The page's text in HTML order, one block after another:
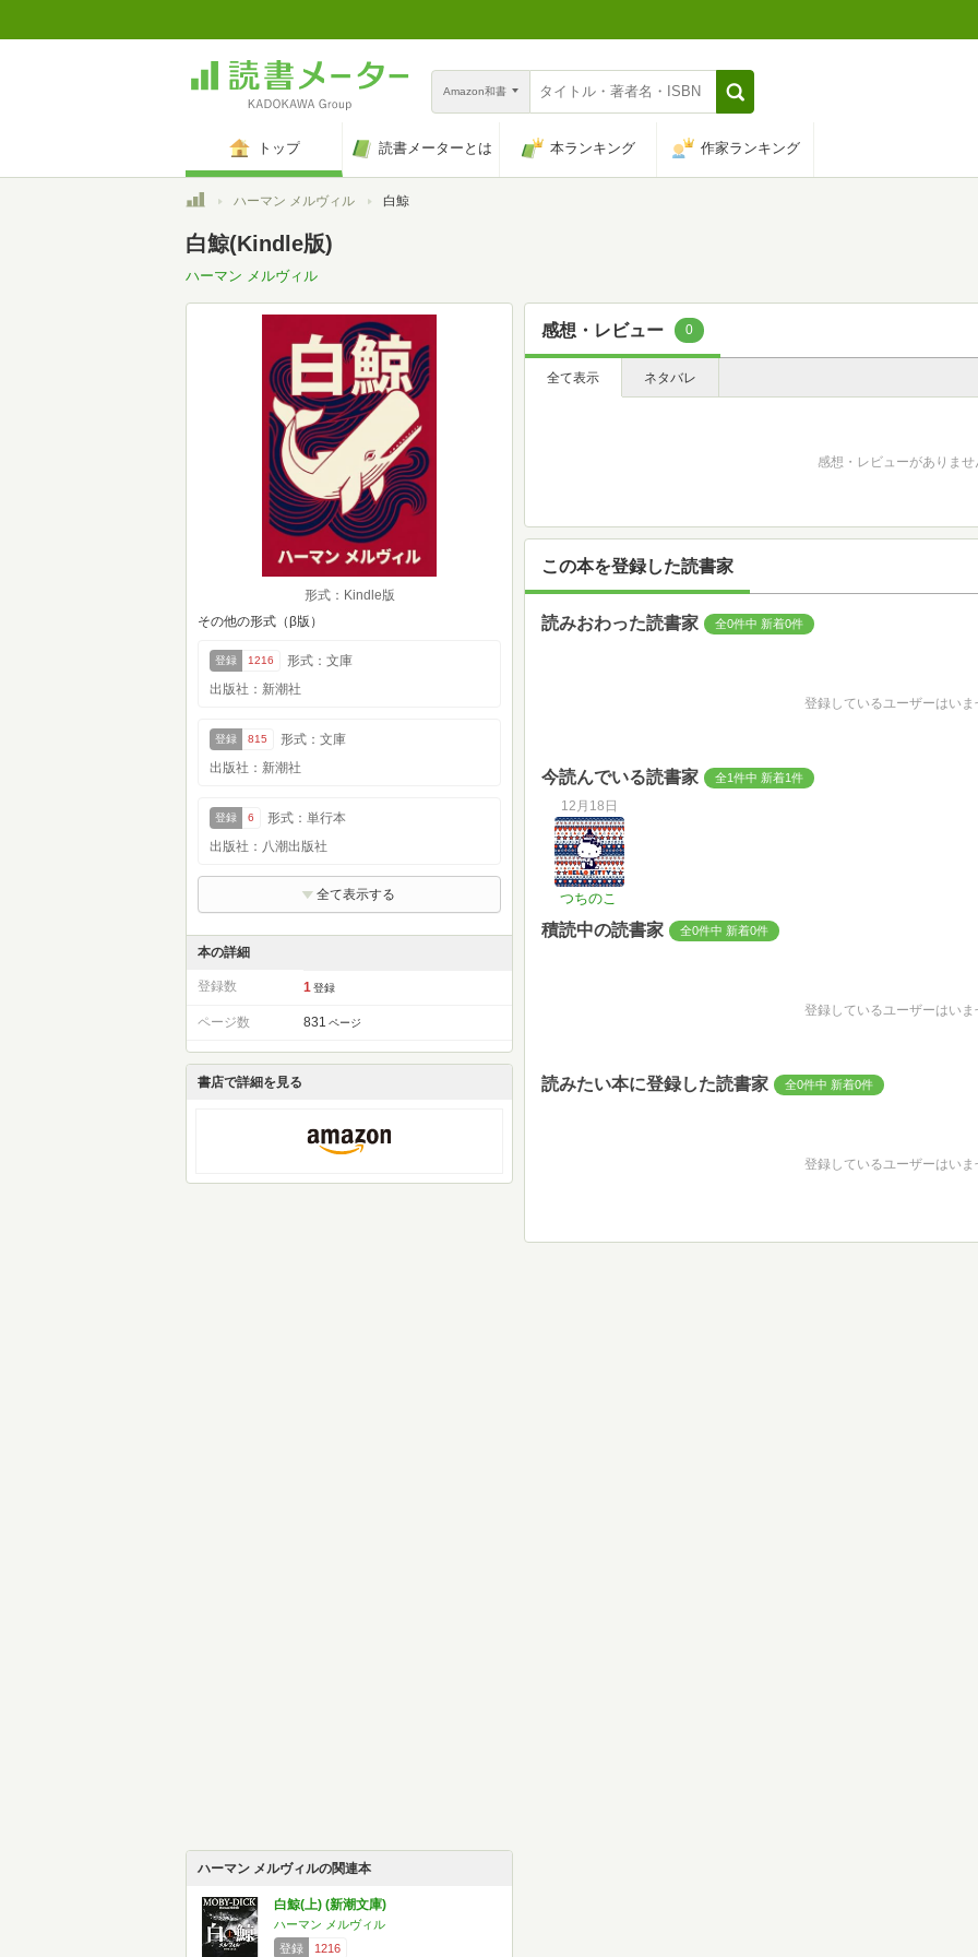
Amazon和書
トップ 読書メーターとは 本ランキング 作家ランキング
トップハーマン メルヴィル 白鯨
白鯨(Kindle版)
ハーマン メルヴィル
形式：Kindle版
その他の形式（β版）
登録 1216
形式：文庫
出版社：新潮社
登録 815
形式：文庫
出版社：新潮社
登録 6
形式：単行本
出版社：八潮出版社
全て表示する
本の詳細
登録数 1 登録
ページ数 831 ページ
書店で詳細を見る
ハーマン メルヴィルの関連本
白鯨(上) (新潮文庫)
ハーマン メルヴィル
登録
1216
感想・レビュー 0
全て表示 ネタバレ
感想・レビューがありませ
この本を登録した読書家
読みおわった読書家 全0件中 新着0件
登録しているユーザーはいま
今読んでいる読書家 全1件中 新着1件
12月18日
つちのこ
積読中の読書家 全0件中 新着0件
登録しているユーザーはいま
読みたい本に登録した読書家 全0件中 新着0件
登録しているユーザーはいま